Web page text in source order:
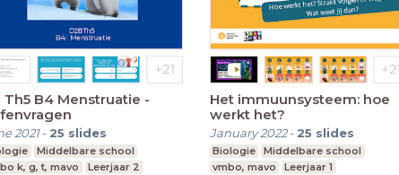
B4 Menstruatie -
2021- 25 slides
Middelbare school
k, g, t, mavo
Leerjaar 2
Het immuunsysteem: hoe
werkt het?
January 2022- 25 slides
Biologie
Middelbare school
vmbo, mavo
Leerjaar 1